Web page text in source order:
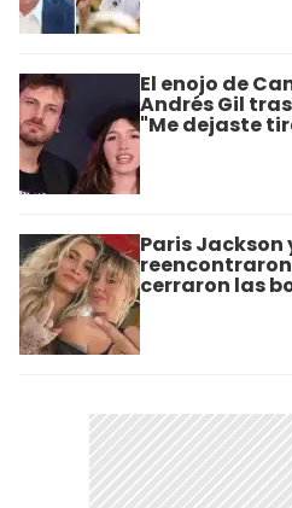
El enojo de
Andrés Gil
"Me dejaste
Paris Jackson
cerraron las